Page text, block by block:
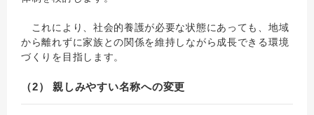
これにより、社会的養護が必要な状態にあっても、地域
から離れずに家族との関係を維持しながら成長できる環境
づくりを目指します。
（2） 親しみやすい名称への変更